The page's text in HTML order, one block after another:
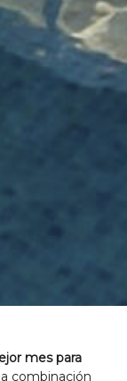
mes para
combinación